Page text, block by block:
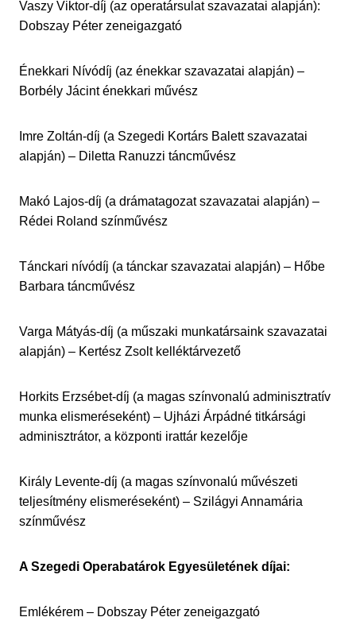
Vaszy Viktor-díj (az operatársulat szavazatai alapján):
Dobszay Péter zeneigazgató
Énekkari Nívódíj (az énekkar szavazatai alapján) –
Borbély Jácint énekkari művész
Imre Zoltán-díj (a Szegedi Kortárs Balett szavazatai
alapján) – Diletta Ranuzzi táncművész
Makó Lajos-díj (a drámatagozat szavazatai alapján) –
Rédei Roland színművész
Tánckari nívódíj (a tánckar szavazatai alapján) – Hőbe
Barbara táncművész
Varga Mátyás-díj (a műszaki munkatársaink szavazatai
alapján) – Kertész Zsolt kelléktárvezető
Horkits Erzsébet-díj (a magas színvonalú adminisztratív
munka elismeréseként) – Ujházi Árpádné titkársági
adminisztrátor, a központi irattár kezelője
Király Levente-díj (a magas színvonalú művészeti
teljesítmény elismeréseként) – Szilágyi Annamária
színművész
A Szegedi Operabatárok Egyesületének díjai:
Emlékérem – Dobszay Péter zeneigazgató